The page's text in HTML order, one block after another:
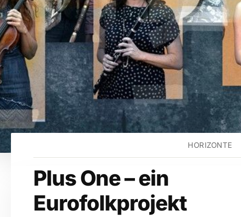
HORIZONTE
Plus One – ein
Eurofolkprojekt